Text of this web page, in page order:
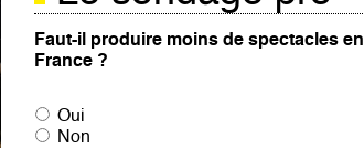
Faut-il produire moins de spectacles en
France ?
Oui
Non